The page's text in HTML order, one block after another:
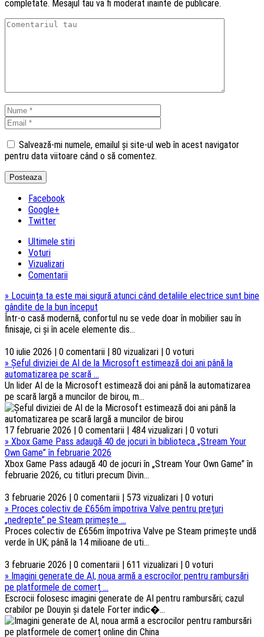
completate. Mesajul tau va fi moderat inainte de publicare.
Salvează-mi numele, emailul și site-ul web în acest navigator
pentru data viitoare când o să comentez.
Facebook
Google+
Twitter
Ultimele stiri
Voturi
Vizualizari
Comentarii
» Locuința ta este mai sigură atunci când detaliile electrice sunt bine
gândite de la bun început
Într-o casă modernă, confortul nu se vede doar în mobilier sau în
finisaje, ci și în acele elemente dis...
10 iulie 2026 | 0 comentarii | 80 vizualizari | 0 voturi
» Șeful diviziei de AI de la Microsoft estimează doi ani până la
automatizarea pe scară ...
Un lider AI de la Microsoft estimează doi ani până la automatizarea
pe scară largă a muncilor de birou, m...
17 februarie 2026 | 0 comentarii | 484 vizualizari | 0 voturi
» Xbox Game Pass adaugă 40 de jocuri în biblioteca „Stream Your
Own Game” în februarie 2026
Xbox Game Pass adaugă 40 de jocuri în „Stream Your Own Game” în
februarie 2026, cu titluri precum Divin...
3 februarie 2026 | 0 comentarii | 573 vizualizari | 0 voturi
» Proces colectiv de £656m împotriva Valve pentru prețuri
„nedrepte” pe Steam primește ...
Proces colectiv de £656m împotriva Valve pe Steam primește undă
verde în UK; până la 14 milioane de uti...
3 februarie 2026 | 0 comentarii | 611 vizualizari | 0 voturi
» Imagini generate de AI, noua armă a escrocilor pentru rambursări
pe platformele de comerț ...
Escrocii folosesc imagini generate de AI pentru rambursări; cazul
crabilor pe Douyin și datele Forter indic�...